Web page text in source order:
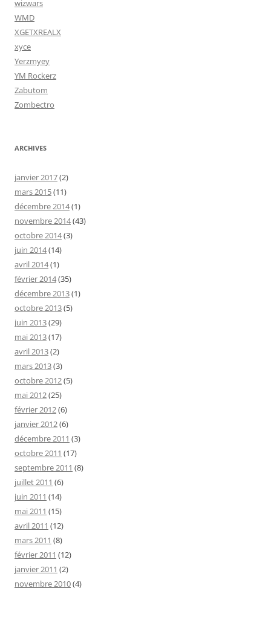
wizwars
WMD
XGETXREALX
xyce
Yerzmyey
YM Rockerz
Zabutom
Zombectro
ARCHIVES
janvier 2017(2)
mars 2015(11)
décembre 2014(1)
novembre 2014(43)
octobre 2014(3)
juin 2014(14)
avril 2014(1)
février 2014(35)
décembre 2013(1)
octobre 2013(5)
juin 2013(29)
mai 2013(17)
avril 2013(2)
mars 2013(3)
octobre 2012(5)
mai 2012(25)
février 2012(6)
janvier 2012(6)
décembre 2011 (3)
octobre 2011 (17)
septembre 2011 (8)
juillet 2011 (6)
juin 2011 (14)
mai 2011 (15)
avril 2011 (12)
mars 2011 (8)
février 2011 (12)
janvier 2011 (2)
novembre 2010(4)